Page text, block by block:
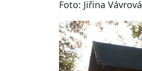
Foto: Jiřina Vávrová